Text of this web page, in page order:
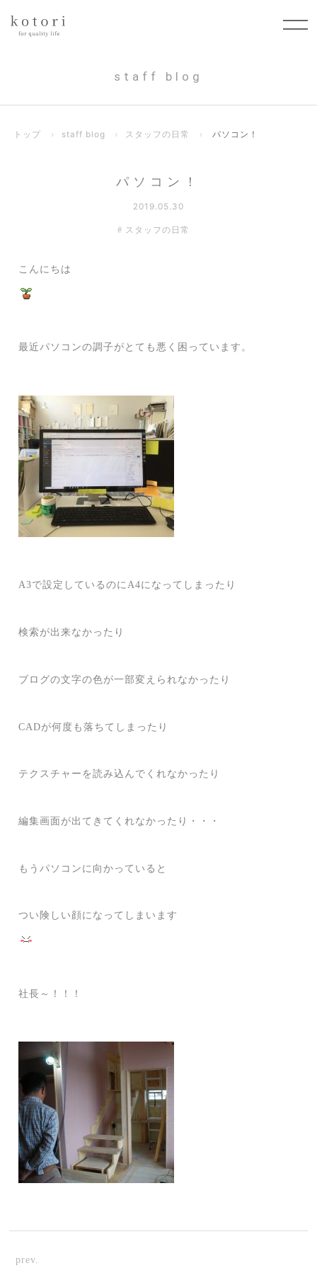
staff blog
トップ › staff blog › スタッフの日常 › パソコン！
パソコン！
2019.05.30
スタッフの日常
こんにちは
最近パソコンの調子がとても悪く困っています。
A3で設定しているのにA4になってしまったり
検索が出来なかったり
ブログの文字の色が一部変えられなかったり
CADが何度も落ちてしまったり
テクスチャーを読み込んでくれなかったり
編集画面が出てきてくれなかったり・・・
もうパソコンに向かっていると
つい険しい顔になってしまいます
社長～！！！
prev.